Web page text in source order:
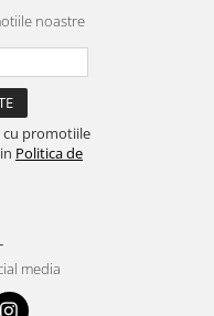
noastre
cu promotiile
Politica de
media